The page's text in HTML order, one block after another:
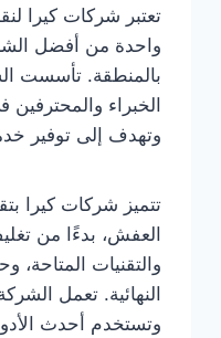
تعتبر شركات كيرا
واحدة من أفضل
بالمنطقة. تأسست
الخبراء
وتهدف إلى توفير
تتميز شركات كيرا
العفش، بدءًا من
والتقنيات المتاحة،
النهائية. تعمل
وتستخدم أحدث